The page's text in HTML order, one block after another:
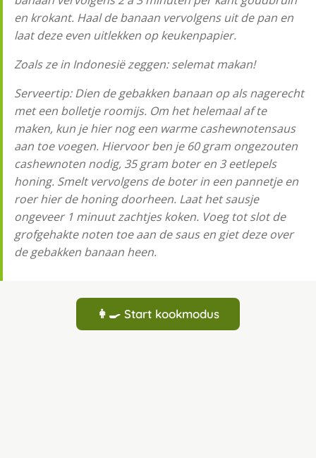
en krokant. Haal de banaan vervolgens uit de pan en
laat deze even uitlekken op keukenpapier.
Zoals ze in Indonesië zeggen: selemat makan!
Serveertip: Dien de gebakken banaan op als nagerecht
met een bolletje roomijs. Om het helemaal af te
maken, kun je hier nog een warme cashewnotensaus
aan toe voegen. Hiervoor ben je 60 gram ongezouten
cashewnoten nodig, 35 gram boter en 3 eetlepels
honing. Smelt vervolgens de boter in een pannetje en
roer hier de honing doorheen. Laat het sausje
ongeveer 1 minuut zachtjes koken. Voeg tot slot de
grofgehakte noten toe aan de saus en giet deze over
de gebakken banaan heen.
👩‍🍳 Start kookmodus